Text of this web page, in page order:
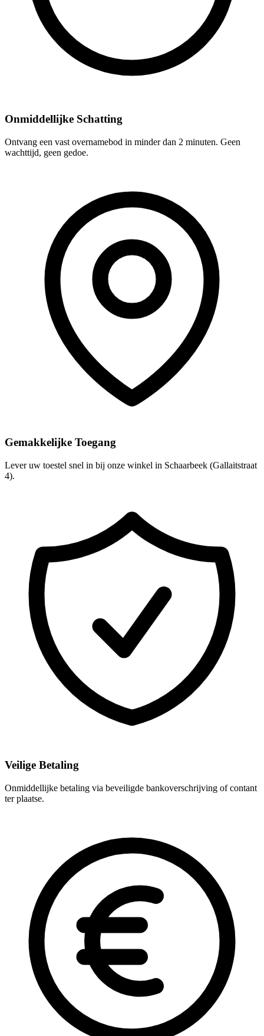
Onmiddellijke Schatting
Ontvang een vast overnamebod in minder dan 2 minuten. Geen
wachttijd, geen gedoe.
Gemakkelijke Toegang
Lever uw toestel snel in bij onze winkel in Schaarbeek (Gallaitstraat
4).
Veilige Betaling
Onmiddellijke betaling via beveiligde bankoverschrijving of contant
ter plaatse.